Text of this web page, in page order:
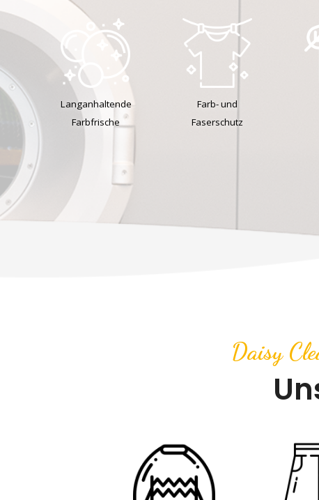
Langanhaltende
Farbfrische
Farb- und
Faserschutz
Daisy